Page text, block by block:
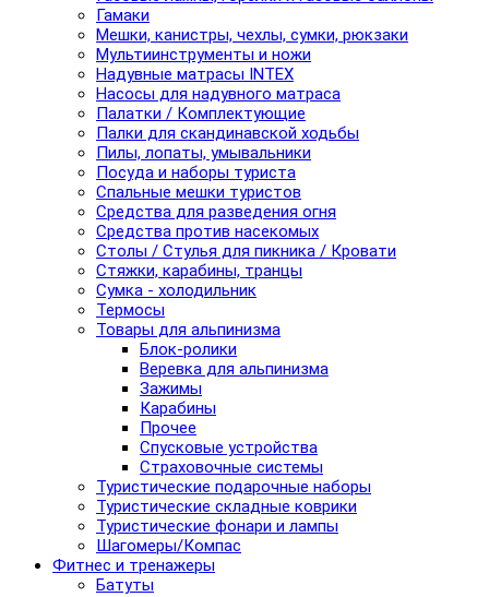
Гамаки
Мешки, канистры, чехлы, сумки, рюкзаки
Мультиинструменты и ножи
Надувные матрасы INTEX
Насосы для надувного матраса
Палатки / Комплектующие
Палки для скандинавской ходьбы
Пилы, лопаты, умывальники
Посуда и наборы туриста
Спальные мешки туристов
Средства для разведения огня
Средства против насекомых
Столы / Стулья для пикника / Кровати
Стяжки, карабины, транцы
Сумка - холодильник
Термосы
Товары для альпинизма
Блок-ролики
Веревка для альпинизма
Зажимы
Карабины
Прочее
Спусковые устройства
Страховочные системы
Туристические подарочные наборы
Туристические складные коврики
Туристические фонари и лампы
Шагомеры/Компас
Фитнес и тренажеры
Батуты